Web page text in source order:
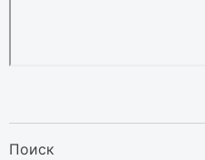
Поиск